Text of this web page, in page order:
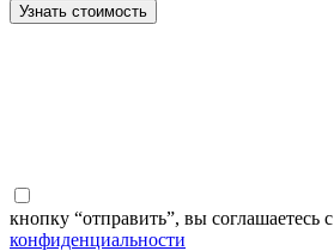
Узнать стоимость
кнопку “отправить”, вы соглашаетесь с
конфиденциальности